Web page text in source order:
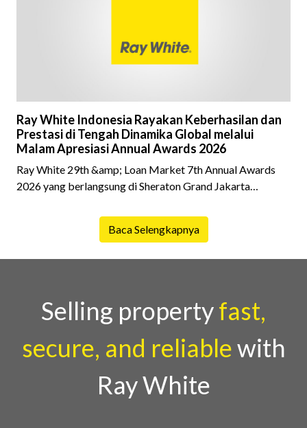
Ray White Indonesia Rayakan Keberhasilan dan
Prestasi di Tengah Dinamika Global melalui
Malam Apresiasi Annual Awards 2026
Ray White 29th &amp; Loan Market 7th Annual Awards
2026 yang berlangsung di Sheraton Grand Jakarta
istimewa bagi para pelaku industri properti dan keuangan.
Lebih dari 400 marketing executives dan principals
Director Ray White Indon
Baca Selengkapnya
Selling propertyfast,
secure, and reliablewith
Ray White